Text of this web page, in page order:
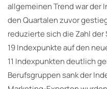
allgemeinen Trend war der
den Quartalen zuvor
reduzierte sich die Zahl
19 Indexpunkte auf den
11 Indexpunkten deutlich
Berufsgruppen sank der